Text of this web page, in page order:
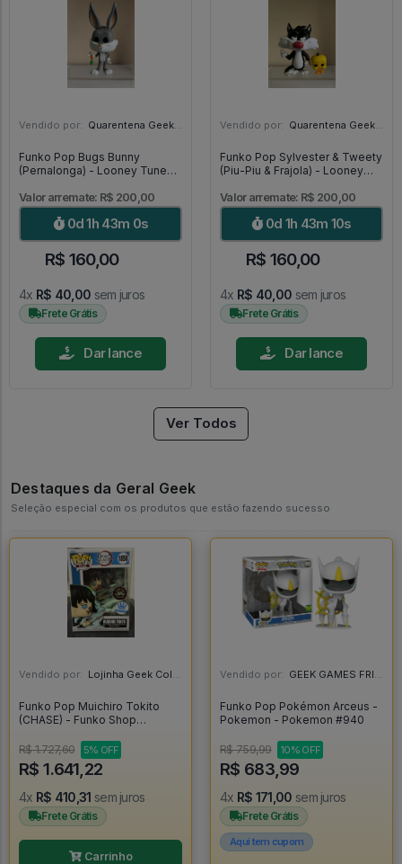
Vendido por: Quarentena Geek Store - SP
Funko Pop Bugs Bunny
(Pernalonga) - Looney Tunes
Valor arremate: R$ 200,00
0d 1h 42m 59s
R$ 160,00
4x R$ 40,00 sem juros
Frete Grátis
Dar lance
Vendido por: Quarentena Geek Store - SP
Funko Pop Sylvester & Tweety
(Piu-Piu & Frajola) - Looney
Valor arremate: R$ 200,00
0d 1h 43m 9s
R$ 160,00
4x R$ 40,00 sem juros
Frete Grátis
Dar lance
Ver Todos
Destaques da Geral Geek
Seleção especial com os produtos que estão fazendo sucesso
Vendido por: Lojinha Geek Colecionáveis - DF
Funko Pop Muichiro Tokito
(CHASE) - Funko Shop
#1858 *RARO* - FUNKO POP
#1858
R$ 1.727,60 5% OFF
R$ 1.641,22
4x R$ 410,31 sem juros
Frete Grátis
Carrinho
Vendido por: GEEK GAMES FRIEND - RJ
Funko Pop Pokémon Arceus -
Pokemon - Pokemon #940
R$ 759,99 10% OFF
R$ 683,99
4x R$ 171,00 sem juros
Frete Grátis
Aqui tem cupom